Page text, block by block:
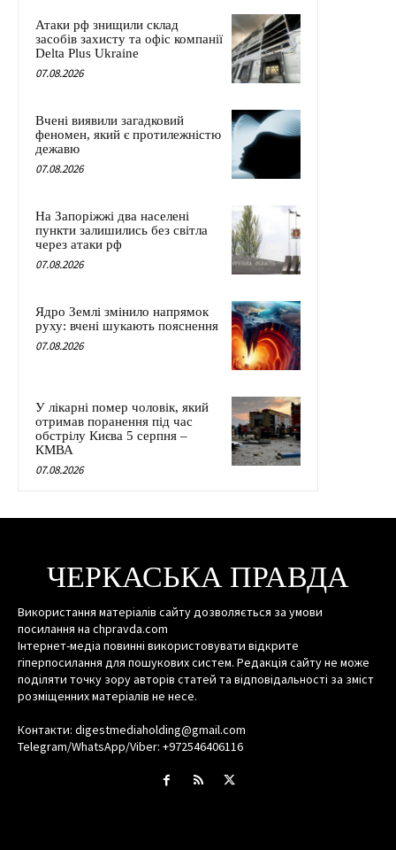
Атаки рф знищили склад
засобів захисту та офіс компанії
Delta Plus Ukraine
07.08.2026
Вчені виявили загадковий
феномен, який є протилежністю
дежавю
07.08.2026
На Запоріжжі два населені
пункти залишились без світла
через атаки рф
07.08.2026
Ядро Землі змінило напрямок
руху: вчені шукають пояснення
07.08.2026
У лікарні помер чоловік, який
отримав поранення під час
обстрілу Києва 5 серпня –
КМВА
07.08.2026
ЧЕРКАСЬКА ПРАВДА
Використання матеріалів сайту дозволяється за умови
посилання на chpravda.com
Інтернет-медіа повинні використовувати відкрите
гіперпосилання для пошукових систем. Редакція сайту не може
поділяти точку зору авторів статей та відповідальності за зміст
розміщенних матеріалів не несе.
Контакти: digestmediaholding@gmail.com
Telegram/WhatsApp/Viber: +972546406116